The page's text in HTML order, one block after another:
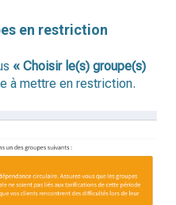
en restriction
« Choisir le(s) groupe(s)
à mettre en restriction.